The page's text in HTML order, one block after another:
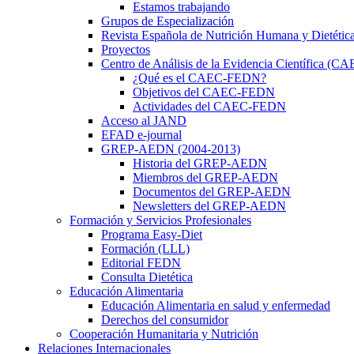
Estamos trabajando
Grupos de Especialización
Revista Española de Nutrición Humana y Dietética
Proyectos
Centro de Análisis de la Evidencia Científica
¿Qué es el CAEC-FEDN?
Objetivos del CAEC-FEDN
Actividades del CAEC-FEDN
Acceso al JAND
EFAD e-journal
GREP-AEDN (2004-2013)
Historia del GREP-AEDN
Miembros del GREP-AEDN
Documentos del GREP-AEDN
Newsletters del GREP-AEDN
Formación y Servicios Profesionales
Programa Easy-Diet
Formación (LLL)
Editorial FEDN
Consulta Dietética
Educación Alimentaria
Educación Alimentaria en salud y enfermedad
Derechos del consumidor
Cooperación Humanitaria y Nutrición
Relaciones Internacionales